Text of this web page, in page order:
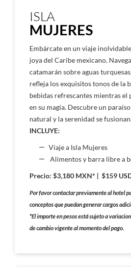
ISLA
MUJERES
Embárcate en un viaje
joya del Caribe mexicano.
catamarán sobre aguas
refleja los exquisitos tonos de la
bebidas refrescantes mientras el
en su magia. Descubre un
natural y la serenidad se
INCLUYE:
Viaje a Isla Mujeres
Alimentos y barra libre a
Precio: $3,180 MXN* | $159
Por favor contactar previamente al hotel
conceptos que puedan generar cargos
*El importe en pesos está sujeto a
de cambio vigente al momento del pago.